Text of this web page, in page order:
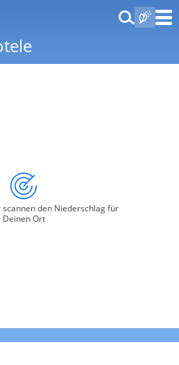
den Niederschlag für
Deinen Ort